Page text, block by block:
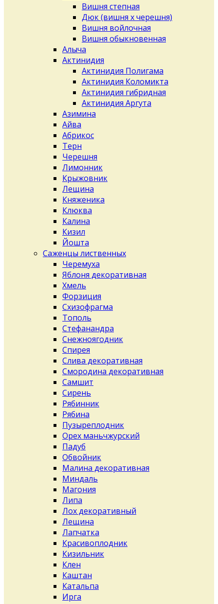
Вишня степная
Дюк (вишня х черешня)
Вишня войлочная
Вишня обыкновенная
Алыча
Актинидия
Актинидия Полигама
Актинидия Коломикта
Актинидия гибридная
Актинидия Аргута
Азимина
Айва
Абрикос
Терн
Черешня
Лимонник
Крыжовник
Лещина
Княженика
Клюква
Калина
Кизил
Йошта
Саженцы лиственных
Черемуха
Яблоня декоративная
Хмель
Форзиция
Схизофрагма
Тополь
Стефанандра
Снежноягодник
Спирея
Слива декоративная
Смородина декоративная
Самшит
Сирень
Рябинник
Рябина
Пузыреплодник
Орех маньчжурский
Падуб
Обвойник
Малина декоративная
Миндаль
Магония
Липа
Лох декоративный
Лещина
Лапчатка
Красивоплодник
Кизильник
Клен
Каштан
Катальпа
Ирга